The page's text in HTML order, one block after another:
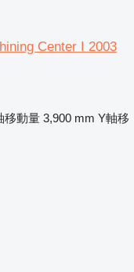
Center I 2003
移動量 3,900 mm Y軸移